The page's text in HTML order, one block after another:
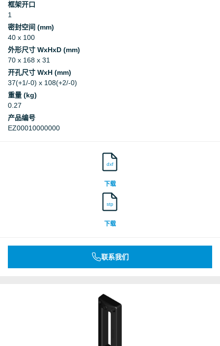
框架开口
1
密封空间 (mm)
40 x 100
外形尺寸 WxHxD (mm)
70 x 168 x 31
开孔尺寸 WxH (mm)
37(+1/-0) x 108(+2/-0)
重量 (kg)
0.27
产品编号
EZ00010000000
dxf
下载
stp
下载
联系我们